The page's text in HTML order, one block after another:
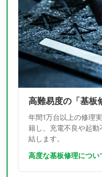
高難易度の「基板
年間1万台以上の修理
籍し、充電不良や起
結します。
高度な基板修理につい